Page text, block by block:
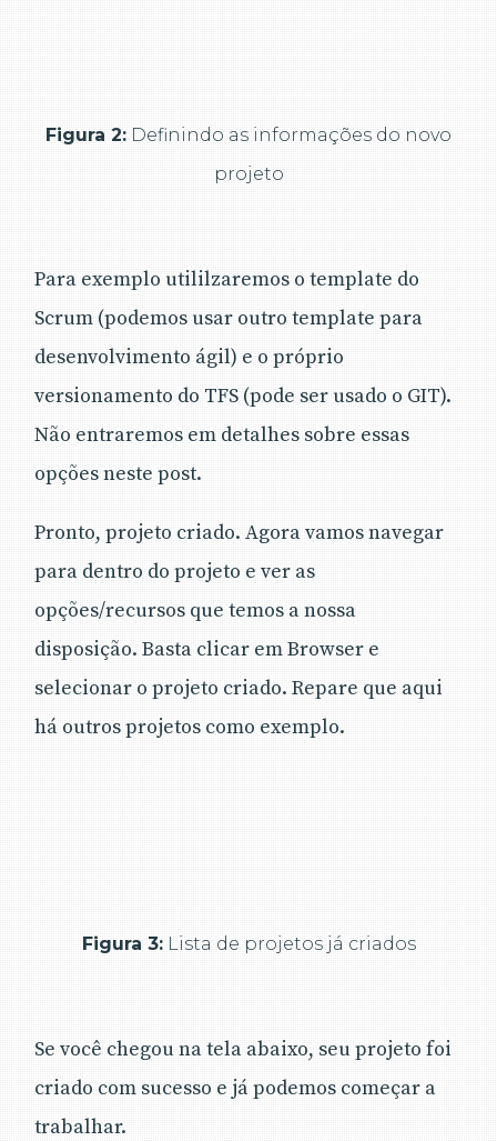
Figura 2: Definindo as informações do novo
projeto
Para exemplo utililzaremos o template do
Scrum (podemos usar outro template para
desenvolvimento ágil) e o próprio
versionamento do TFS (pode ser usado o GIT).
Não entraremos em detalhes sobre essas
opções neste post.
Pronto, projeto criado. Agora vamos navegar
para dentro do projeto e ver as
opções/recursos que temos a nossa
disposição. Basta clicar em Browser e
selecionar o projeto criado. Repare que aqui
há outros projetos como exemplo.
Figura 3:Lista de projetos já criados
Se você chegou na tela abaixo, seu projeto foi
criado com sucesso e já podemos começar a
trabalhar.